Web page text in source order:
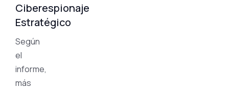
Ciberespionaje
Estratégico
Según
el
informe,
más